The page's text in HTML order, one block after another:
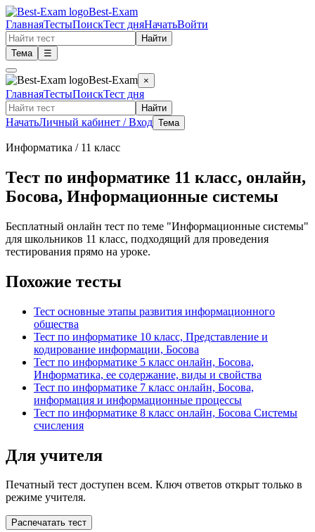
Best-Exam
ГлавнаяТестыПоискТест дняНачатьВойти
Найти
Тема
☰
Best-Exam ×
ГлавнаяТестыПоискТест дня
Найти
НачатьЛичный кабинет / Вход Тема
Информатика / 11 класс
Тест по информатике 11 класс, онлайн,
Босова, Информационные системы
Бесплатный онлайн тест по теме "Информационные системы"
для школьников 11 класс, подходящий для проведения
тестирования прямо на уроке.
Похожие тесты
Тест основные этапы развития информационного
общества
Тест по информатике 10 класс, Представление и
кодирование информации, Босова
Тест по информатике 5 класс онлайн, Босова,
Информатика, ее содержание, виды и свойства
Тест по информатике 7 класс онлайн, Босова,
информация и информационные процессы
Тест по информатике 8 класс онлайн, Босова Системы
счисления
Для учителя
Печатный тест доступен всем. Ключ ответов открыт только в
режиме учителя.
Распечатать тест